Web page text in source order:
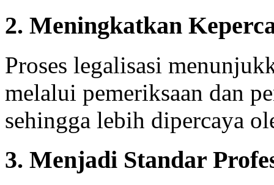
2. Meningkatkan
Proses legalisasi
melalui pemeriksaan dan
sehingga lebih dipercaya
3. Menjadi Standar